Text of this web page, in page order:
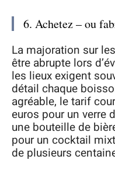
6. Achetez – ou
La majoration sur
être abrupte lors
les lieux exigent
détail chaque
agréable, le tarif
euros pour un verre
une bouteille de
pour un cocktail
de plusieurs